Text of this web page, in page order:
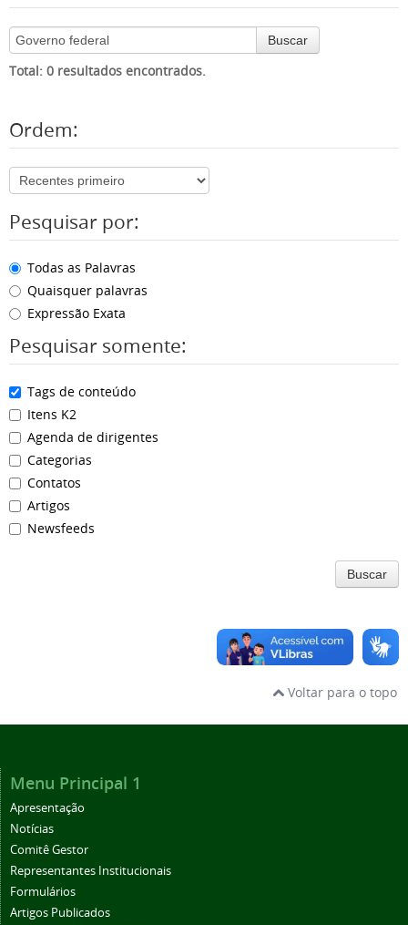
Buscar
Total: 0 resultados encontrados.
Ordem:
Pesquisar por:
Todas as Palavras
Quaisquer palavras
Expressão Exata
Pesquisar somente:
Tags de conteúdo
Itens K2
Agenda de dirigentes
Categorias
Contatos
Artigos
Newsfeeds
Buscar
Voltar para o topo
Menu Principal 1
Apresentação
Notícias
Comitê Gestor
Representantes Institucionais
Formulários
Artigos Publicados